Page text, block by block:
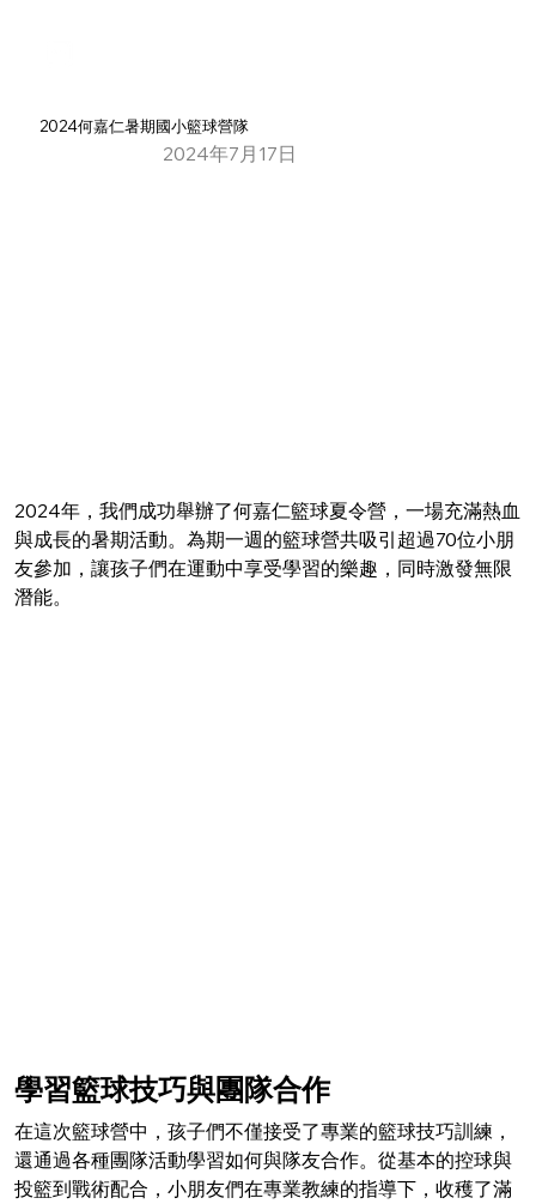
2024何嘉仁暑期國小籃球營隊
2024年7月17日
2024年，我們成功舉辦了何嘉仁籃球夏令營，一場充滿熱血
與成長的暑期活動。為期一週的籃球營共吸引超過70位小朋
友參加，讓孩子們在運動中享受學習的樂趣，同時激發無限
潛能。
學習籃球技巧與團隊合作
在這次籃球營中，孩子們不僅接受了專業的籃球技巧訓練，
還通過各種團隊活動學習如何與隊友合作。從基本的控球與
投籃到戰術配合，小朋友們在專業教練的指導下，收穫了滿